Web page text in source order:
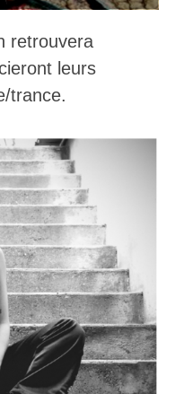
retrouvera
leurs
trance.